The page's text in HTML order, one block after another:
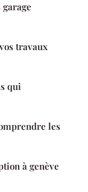
travaux
qui
les
à genève